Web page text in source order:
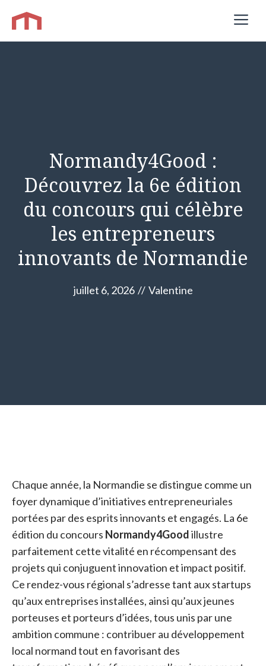
contenu
Normandy4Good :
Découvrez la 6e édition
du concours qui célèbre
les entrepreneurs
innovants de Normandie
juillet 6, 2026 // Valentine
Chaque année, la Normandie se distingue comme un
foyer dynamique d’initiatives entrepreneuriales
portées par des esprits innovants et engagés. La 6e
édition du concours Normandy4Goodillustre
parfaitement cette vitalité en récompensant des
projets qui conjuguent innovation et impact positif.
Ce rendez-vous régional s’adresse tant aux startups
qu’aux entreprises installées, ainsi qu’aux jeunes
porteuses et porteurs d’idées, tous unis par une
ambition commune : contribuer au développement
local normand tout en favorisant des